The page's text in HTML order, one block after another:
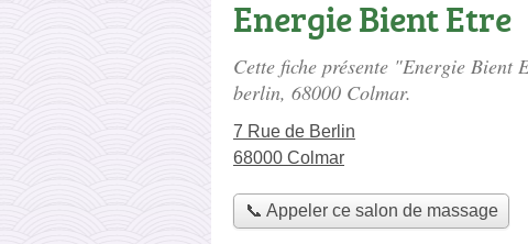
Energie Bient Etre
Cette fiche présente "Energie Bient
berlin, 68000 Colmar.
7 Rue de Berlin
68000 Colmar
📞 Appeler ce salon de massage